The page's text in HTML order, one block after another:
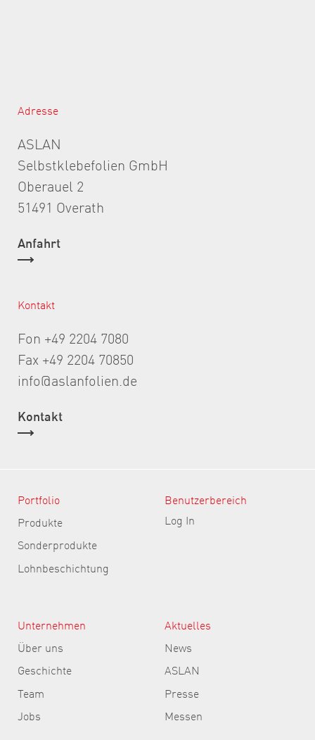
Adresse
ASLAN
Selbstklebefolien GmbH
Oberauel 2
51491 Overath
Anfahrt
Kontakt
Fon +49 2204 7080
Fax +49 2204 70850
info@aslanfolien.de
Kontakt
Portfolio
Produkte
Sonderprodukte
Lohnbeschichtung
Benutzerbereich
Log In
Unternehmen
Über uns
Geschichte
Team
Jobs
Aktuelles
News
ASLAN
Presse
Messen